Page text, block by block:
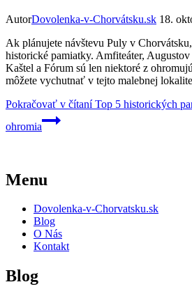
AutorDovolenka-v-Chorvátsku.sk 18.
Ak plánujete návštevu Puly v
historické pamiatky. Amfiteáter,
Kaštel a Fórum sú len niektoré z
môžete vychutnať v tejto malebnej
Pokračovať v čítaníTop 5 historických
ohromia
Menu
Dovolenka-v-Chorvatsku.sk
Blog
O Nás
Kontakt
Blog